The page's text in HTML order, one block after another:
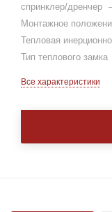
спринклер/дренчер
Монтажное
Тепловая
Тип теплового замка
Все характеристики